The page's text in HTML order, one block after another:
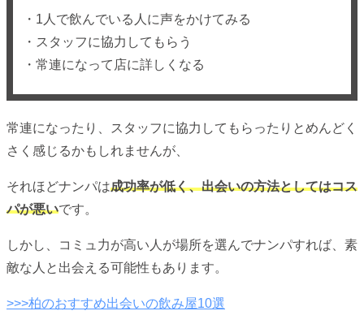
・1人で飲んでいる人に声をかけてみる
・スタッフに協力してもらう
・常連になって店に詳しくなる
常連になったり、スタッフに協力してもらったりとめんどく
さく感じるかもしれませんが、
それほどナンパは成功率が低く、出会いの方法としてはコス
パが悪いです。
しかし、コミュ力が高い人が場所を選んでナンパすれば、素
敵な人と出会える可能性もあります。
>>>柏のおすすめ出会いの飲み屋10選